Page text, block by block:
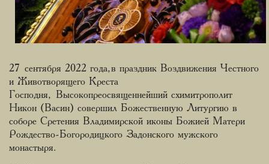
27 сентября 2022 года, в праздник Воздвижения Честного
и Животворящего Креста
Господня, Высокопреосвященнейший схимитрополит
Никон (Васин) совершил Божественную Литургию в
соборе Сретения Владимирской иконы Божией Матери
Рождество-Богородицкого Задонского мужского
монастыря.